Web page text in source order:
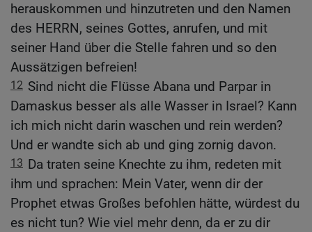
herauskommen und hinzutreten und den Namen
des HERRN, seines Gottes, anrufen, und mit
seiner Hand über die Stelle fahren und so den
Aussätzigen befreien!
12 Sind nicht die Flüsse Abana und Parpar in
Damaskus besser als alle Wasser in Israel? Kann
ich mich nicht darin waschen und rein werden?
Und er wandte sich ab und ging zornig davon.
13 Da traten seine Knechte zu ihm, redeten mit
ihm und sprachen: Mein Vater, wenn dir der
Prophet etwas Großes befohlen hätte, würdest du
es nicht tun? Wie viel mehr denn, da er zu dir